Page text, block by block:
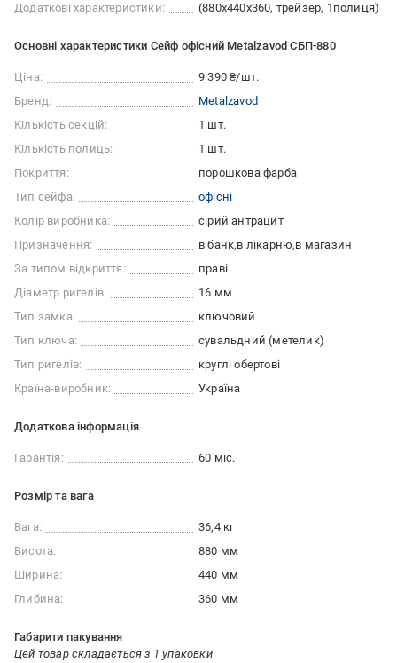
Додаткові характеристики: (880х440х360, трейзер, 1полиця)
Основні характеристики Сейф офісний Metalzavod CБП-880
Ціна:
9 390 ₴/шт.
Бренд:
Metalzavod
Кількість секцій:
1 шт.
Кількість полиць:
1 шт.
Покриття:
порошкова фарба
Тип сейфа:
офісні
Колір виробника:
сірий антрацит
Призначення:
в банк в лікарню в магазин
За типом відкриття:
праві
Діаметр ригелів:
16 мм
Тип замка:
ключовий
Тип ключа:
сувальдний (метелик)
Тип ригелів:
круглі обертові
Країна-виробник:
Україна
Додаткова інформація
Гарантія: 60 міс.
Розмір та вага
Вага:
36,4 кг
Висота:
880 мм
Ширина:
440 мм
Глибина:
360 мм
Габарити пакування
Цей товар складається з 1 упаковки